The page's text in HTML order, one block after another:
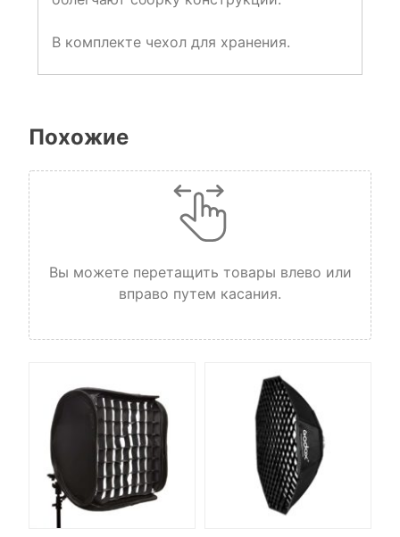
В комплекте чехол для хранения.
Похожие
Вы можете перетащить товары влево или
вправо путем касания.